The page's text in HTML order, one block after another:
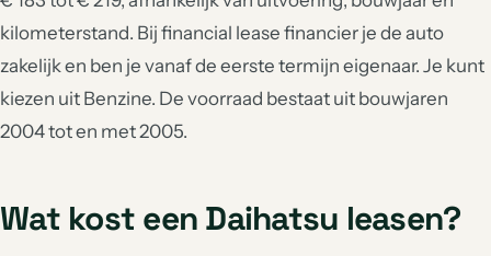
kilometerstand. Bij financial lease financier je de auto
zakelijk en ben je vanaf de eerste termijn eigenaar. Je kunt
kiezen uit Benzine. De voorraad bestaat uit bouwjaren
2004 tot en met 2005.
Wat kost een Daihatsu leasen?